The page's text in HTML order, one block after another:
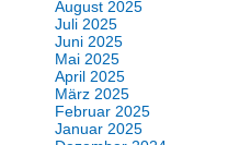
August 2025
Juli 2025
Juni 2025
Mai 2025
April 2025
März 2025
Februar 2025
Januar 2025